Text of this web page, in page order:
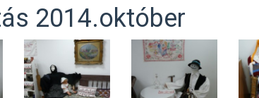
2014.október